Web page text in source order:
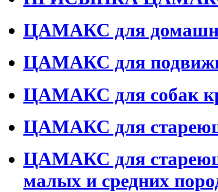
ЦАМАКС для
ЦАМАКС для
ЦАМАКС для собак
ЦАМАКС для
ЦАМАКС для
малых и средних